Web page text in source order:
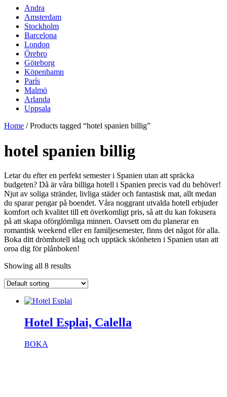
Andra
Amsterdam
Stockholm
Barcelona
London
Örebro
Göteborg
Köpenhamn
París
Malmö
Arlanda
Uppsala
Home / Products tagged “hotel spanien billig”
hotel spanien billig
Letar du efter en perfekt semester i Spanien utan att spräcka
budgeten? Då är våra billiga hotell i Spanien precis vad du behöver!
Njut av soliga stränder, livliga städer och fantastisk mat, allt medan
du sparar pengar på boendet. Våra noggrant utvalda hotell erbjuder
komfort och kvalitet till ett överkomligt pris, så att du kan fokusera
på att skapa oförglömliga minnen. Oavsett om du planerar en
romantisk weekend eller en familjesemester, finns det något för alla.
Boka ditt drömhotell idag och upptäck skönheten i Spanien utan att
oroa dig för plånboken!
Showing all 8 results
Hotel Esplai, Calella
BOKA